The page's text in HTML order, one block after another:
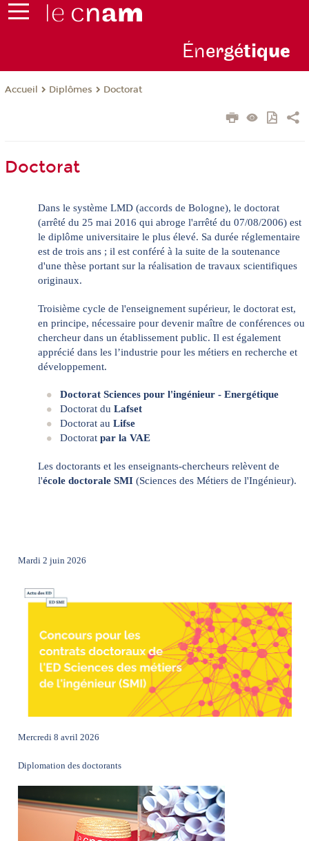
Énergétique
Accueil Diplômes Doctorat
Doctorat
Dans le système LMD (accords de Bologne), le doctorat
(arrêté du 25 mai 2016 qui abroge l'arrêté du 07/08/2006) est
le diplôme universitaire le plus élevé. Sa durée réglementaire
est de trois ans ; il est conféré à la suite de la soutenance
d'une thèse portant sur la réalisation de travaux scientifiques
originaux.
Troisième cycle de l'enseignement supérieur, le doctorat est,
en principe, nécessaire pour devenir maître de conférences ou
chercheur dans un établissement public. Il est également
apprécié dans les l’industrie pour les métiers en recherche et
développement.
Doctorat Sciences pour l'ingénieur - Energétique
Doctorat du Lafset
Doctorat au Lifse
Doctorat par la VAE
Les doctorants et les enseignants-chercheurs relèvent de
l'école doctorale SMI (Sciences des Métiers de l'Ingénieur).
Mardi 2 juin 2026
Mercredi 8 avril 2026
Diplomation des doctorants